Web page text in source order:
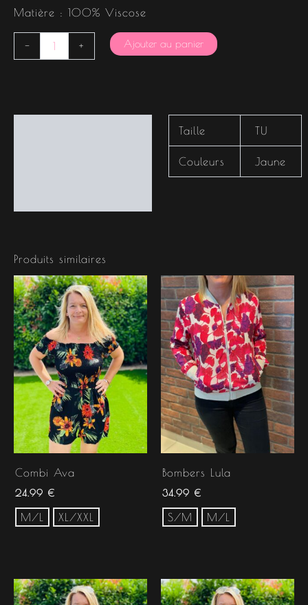
Matière : 100% Viscose
- + Ajouter au panier
Taille TU
Couleurs Jaune
Produits similaires
Combi Ava
24.99 €
M/L XL/XXL
Bombers Lula
34.99 €
S/M M/L